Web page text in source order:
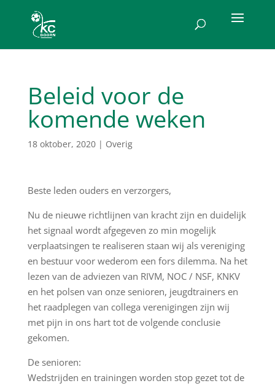
Beleid voor de
komende weken
18 oktober, 2020| Overig
Beste leden ouders en verzorgers,
Nu de nieuwe richtlijnen van kracht zijn en duidelijk
het signaal wordt afgegeven zo min mogelijk
verplaatsingen te realiseren staan wij als vereniging
en bestuur voor wederom een fors dilemma. Na het
lezen van de adviezen van RIVM, NOC / NSF, KNKV
en het polsen van onze senioren, jeugdtrainers en
het raadplegen van collega verenigingen zijn wij
met pijn in ons hart tot de volgende conclusie
gekomen.
De senioren:
Wedstrijden en trainingen worden stop gezet tot de